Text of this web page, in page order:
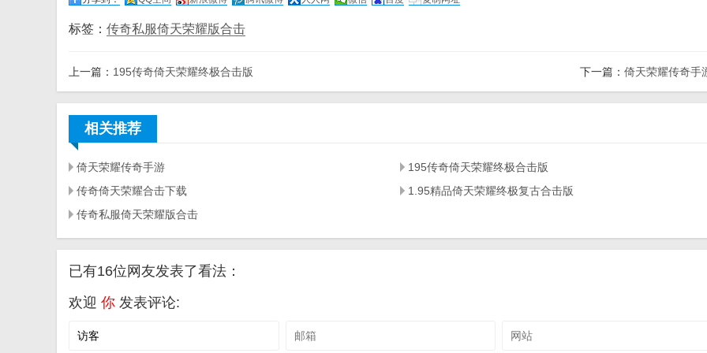
标签： 传奇私服倚天荣耀版合击
上一篇： 195传奇倚天荣耀终极合击版 下一篇： 倚天荣耀传奇手
相关推荐
倚天荣耀传奇手游
195传奇倚天荣耀终极合击版
传奇倚天荣耀合击下载
1.95精品倚天荣耀终极复古合击版
传奇私服倚天荣耀版合击
已有16位网友发表了看法：
欢迎 你 发表评论: